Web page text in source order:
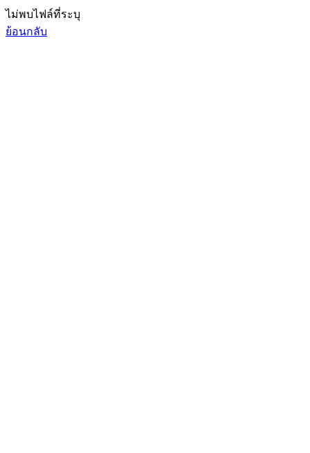
ไม่พบไฟล์ที่ระบุ
ย้อนกลับ